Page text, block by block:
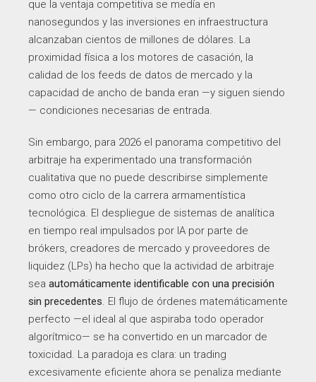
que la ventaja competitiva se medía en
nanosegundos y las inversiones en infraestructura
alcanzaban cientos de millones de dólares. La
proximidad física a los motores de casación, la
calidad de los feeds de datos de mercado y la
capacidad de ancho de banda eran —y siguen siendo
— condiciones necesarias de entrada.
Sin embargo, para 2026 el panorama competitivo del
arbitraje ha experimentado una transformación
cualitativa que no puede describirse simplemente
como otro ciclo de la carrera armamentística
tecnológica. El despliegue de sistemas de analítica
en tiempo real impulsados por IA por parte de
brókers, creadores de mercado y proveedores de
liquidez (LPs) ha hecho que la actividad de arbitraje
sea automáticamente identificable con una precisión
sin precedentes . El flujo de órdenes matemáticamente
perfecto —el ideal al que aspiraba todo operador
algorítmico— se ha convertido en un marcador de
toxicidad. La paradoja es clara: un trading
excesivamente eficiente ahora se penaliza mediante